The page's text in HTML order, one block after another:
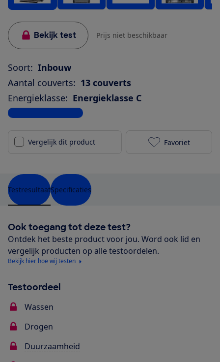
Bekijk test Prijs niet beschikbaar
Soort: Inbouw
Aantal couverts: 13 couverts
Energieklasse: Energieklasse C
Bekijk alle specificaties
Vergelijk dit product Siemens
Favoriet
TestresultaatSpecificaties
Ook toegang tot deze test?
Ontdek het beste product voor jou. Word ook lid en
vergelijk producten op alle testoordelen.
Bekijk hier hoe wij testen
Testoordeel
Wassen
Drogen
Duurzaamheid